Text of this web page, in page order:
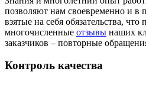
позволяют нам своевременно и в
взятые на себя обязательства,
многочисленные отзывы наших
заказчиков – повторные
Контроль качества